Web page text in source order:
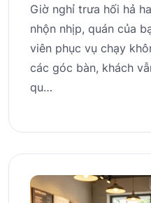
Giờ nghỉ trưa hối hả
nhộn nhịp, quán của
viên phục vụ chạy
các góc bàn, khách
qu…